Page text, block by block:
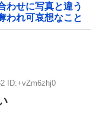
わせに写真と違う
われ可哀想なこと
…
ID:+vZm6zhj0